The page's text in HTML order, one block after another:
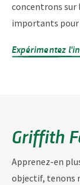
concentrons sur
importants pour
Expérimentez
Griffith
Apprenez-en
objectif, tenons